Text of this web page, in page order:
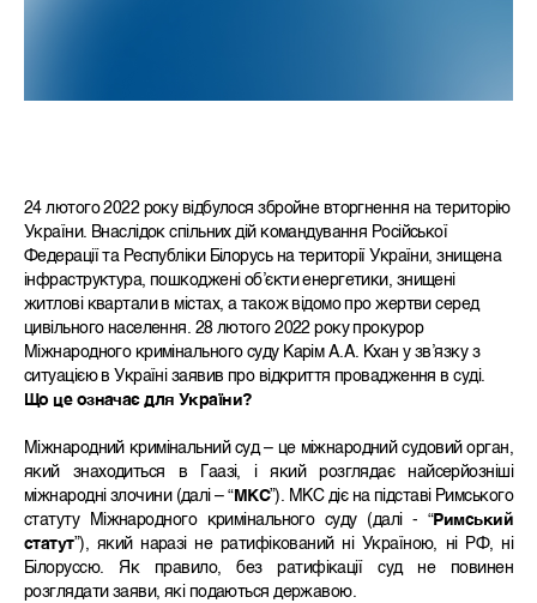
24 лютого 2022 року відбулося збройне вторгнення на територію
України. Внаслідок спільних дій командування Російської
Федерації та Республіки Білорусь на території України, знищена
інфраструктура, пошкоджені об’єкти енергетики, знищені
житлові квартали в містах, а також відомо про жертви серед
цивільного населення. 28 лютого 2022 року прокурор
Міжнародного кримінального суду Карім А.А. Кхан у зв’язку з
ситуацією в Україні заявив про відкриття провадження в суді.
Що це означає для України?
Міжнародний кримінальний суд – це міжнародний судовий орган,
який знаходиться в Гаазі, і який розглядає найсерйозніші
міжнародні злочини (далі – “МКС”). МКС діє на підставі Римського
статуту Міжнародного кримінального суду (далі - “Римський
статут”), який наразі не ратифікований ні Україною, ні РФ, ні
Білоруссю. Як правило, без ратифікації суд не повинен
розглядати заяви, які подаються державою.